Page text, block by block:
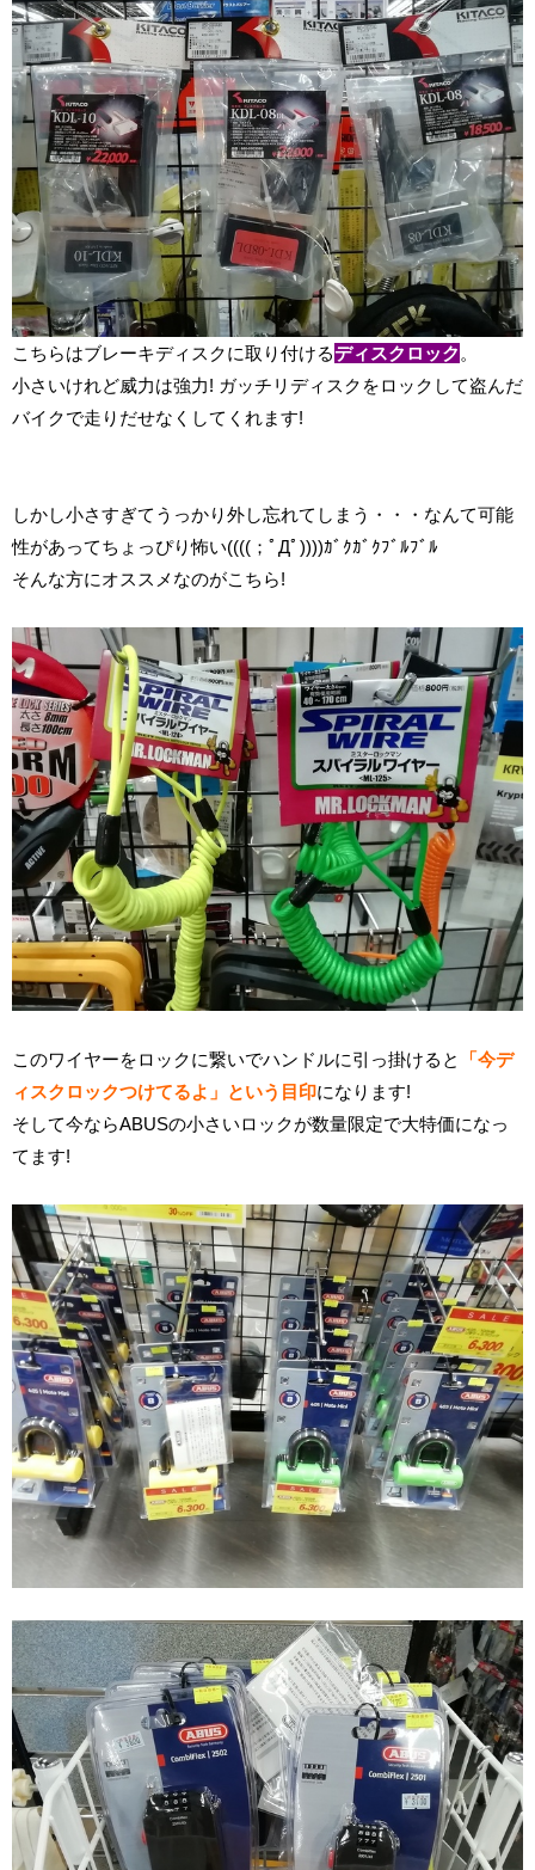
こちらはブレーキディスクに取り付けるディスクロック 。
小さいけれど威力は強力! ガッチリディスクをロックして盗んだ
バイクで走りだせなくしてくれます!
しかし小さすぎてうっかり外し忘れてしまう・・・なんて可能
性があってちょっぴり怖い((((；ﾟДﾟ))))ｶﾞｸｶﾞｸﾌﾞﾙﾌﾞﾙ
そんな方にオススメなのがこちら!
このワイヤーをロックに繋いでハンドルに引っ掛けると
「今デ
ィスクロックつけてるよ」という目印になります!
そして今ならABUSの小さいロックが数量限定で大特価になっ
てます!